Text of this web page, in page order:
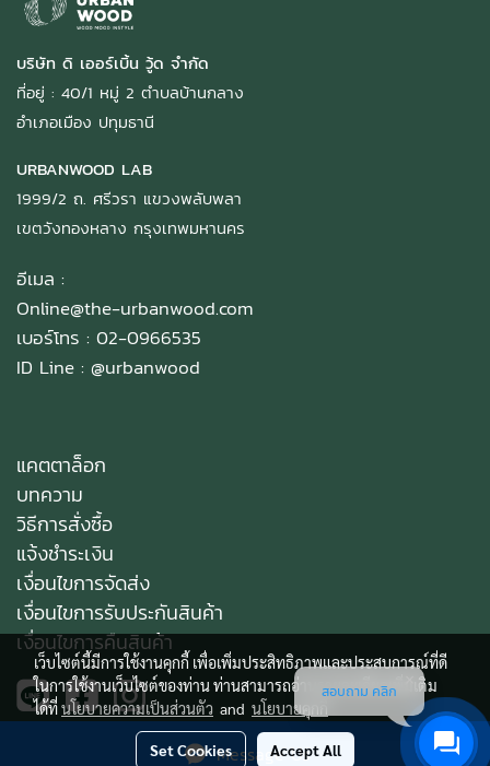
Message Us
บริษัท ดิ เออร์เบิ้น วู้ด จำกัด
ที่อยู่ : 40/1 หมู่ 2 ตำบลบ้านกลาง
อำเภอเมือง ปทุมธานี
URBANWOOD LAB
1999/2 ถ. ศรีวรา แขวงพลับพลา
เขตวังทองหลาง กรุงเทพมหานคร
อีเมล :
Online@the-urbanwood.com
เบอร์โทร : 02-0966535
ID Line : @urbanwood
แคตตาล็อก
บทความ
วิธีการสั่งซื้อ
แจ้งชำระเงิน
เงื่อนไขการจัดส่ง
เงื่อนไขการรับประกันสินค้า
เงื่อนไขการคืนสินค้า
เว็บไซต์นี้มีการใช้งานคุกกี้ เพื่อเพิ่มประสิทธิภาพและประสบการณ์ที่ดี
ในการใช้งานเว็บไซต์ของท่าน ท่านสามารถอ่านรายละเอียดเพิ่มเติม
ได้ที่นโยบายความเป็นส่วนตัว and นโยบายคุกกี้
Set Cookies Accept All
สอบถาม คลิก